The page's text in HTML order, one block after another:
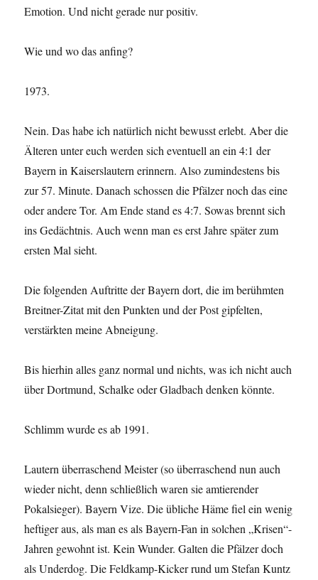
Emotion. Und nicht gerade nur positiv.
Wie und wo das anfing?
1973.
Nein. Das habe ich natürlich nicht bewusst erlebt. Aber die
Älteren unter euch werden sich eventuell an ein 4:1 der
Bayern in Kaiserslautern erinnern. Also zumindestens bis
zur 57. Minute. Danach schossen die Pfälzer noch das eine
oder andere Tor. Am Ende stand es 4:7. Sowas brennt sich
ins Gedächtnis. Auch wenn man es erst Jahre später zum
ersten Mal sieht.
Die folgenden Auftritte der Bayern dort, die im berühmten
Breitner-Zitat mit den Punkten und der Post gipfelten,
verstärkten meine Abneigung.
Bis hierhin alles ganz normal und nichts, was ich nicht auch
über Dortmund, Schalke oder Gladbach denken könnte.
Schlimm wurde es ab 1991.
Lautern überraschend Meister (so überraschend nun auch
wieder nicht, denn schließlich waren sie amtierender
Pokalsieger). Bayern Vize. Die übliche Häme fiel ein wenig
heftiger aus, als man es als Bayern-Fan in solchen „Krisen“-
Jahren gewohnt ist. Kein Wunder. Galten die Pfälzer doch
als Underdog. Die Feldkamp-Kicker rund um Stefan Kuntz